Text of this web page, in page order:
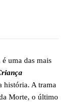
uma das mais
história. A trama
Morte, o último